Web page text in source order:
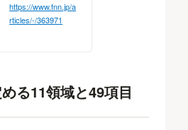
https://www.fnn.jp/a
rticles/-/363971
る11領域と49項目